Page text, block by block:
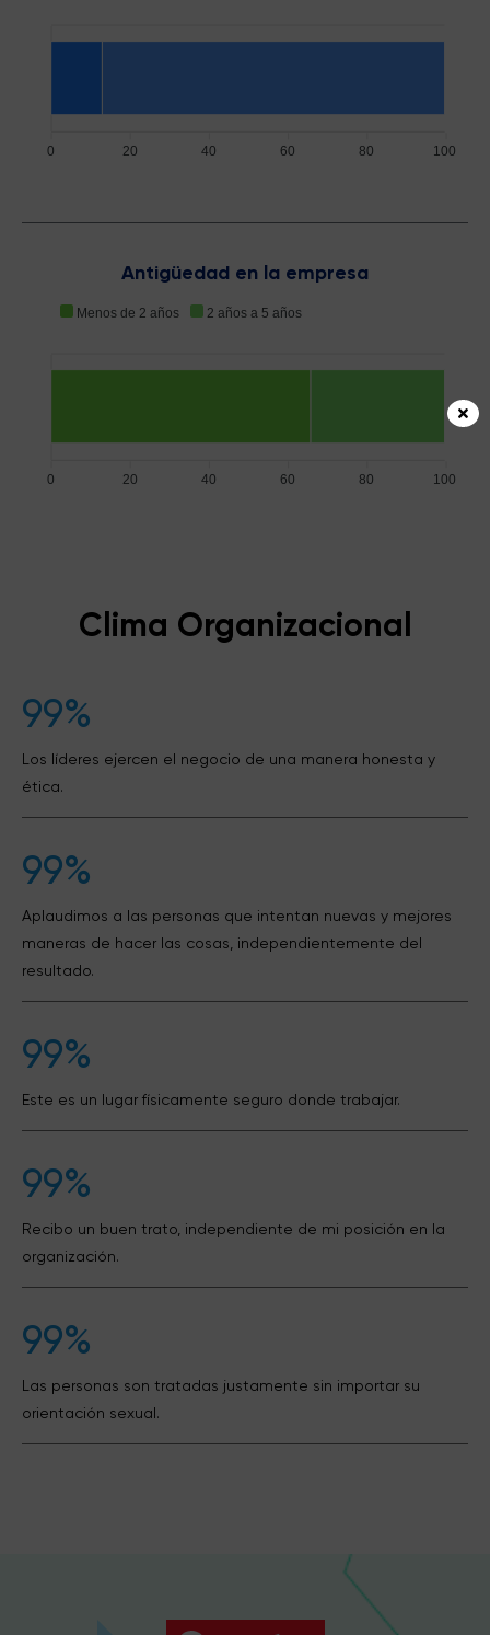
100
80
60
40
20
0
Antigüedad en la empresa
Menos de 2 años 2 años a 5 años
100
80
60
40
20
0
Clima Organizacional
99%
Los líderes ejercen el negocio de una manera honesta y
ética.
99%
Aplaudimos a las personas que intentan nuevas y mejores
maneras de hacer las cosas, independientemente del
resultado.
99%
Este es un lugar físicamente seguro donde trabajar.
99%
Recibo un buen trato, independiente de mi posición en la
organización.
99%
Las personas son tratadas justamente sin importar su
orientación sexual.